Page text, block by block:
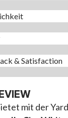
& Satisfaction​
mit der